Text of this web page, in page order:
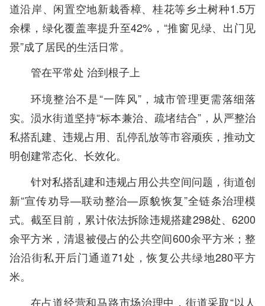
道沿岸、闲置空地新栽香樟、桂花等乡土树种1.5万
余棵，绿化覆盖率提升至42%，“推窗见绿、出门见
景”成了居民的生活日常。
管在平常处 治到根子上
环境整治不是“一阵风”，城市管理更需落细落
实。涢水街道坚持“标本兼治、疏堵结合”，从严整治
私搭乱建、违规占用、乱停乱放等市容顽疾，推动文
明创建常态化、长效化。
针对私搭乱建和违规占用公共空间问题，街道创
新“宣传劝导—联动整治—原貌恢复”全链条治理模
式。截至目前，累计依法拆除违规搭建298处、6200
余平方米，清退被侵占的公共空间600余平方米；整
治沿街私开后门通道71处，恢复公共绿地280平方
米。
在占道经营和马路市场治理中，街道采取“以人